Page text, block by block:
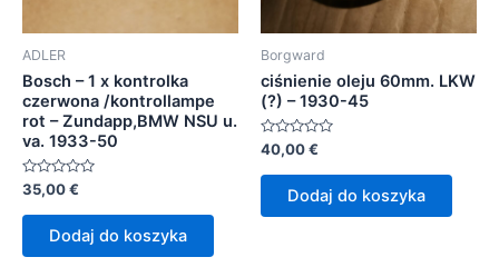
ADLER
Bosch – 1 x kontrolka
czerwona /kontrollampe
rot – Zundapp,BMW NSU u.
va. 1933-50
Oceniono
0
na
35,00€
Dodaj do koszyka
Borgward
ciśnienie oleju 60mm. LKW
(?) – 1930-45
Oceniono
0
na
40,00€
Dodaj do koszyka